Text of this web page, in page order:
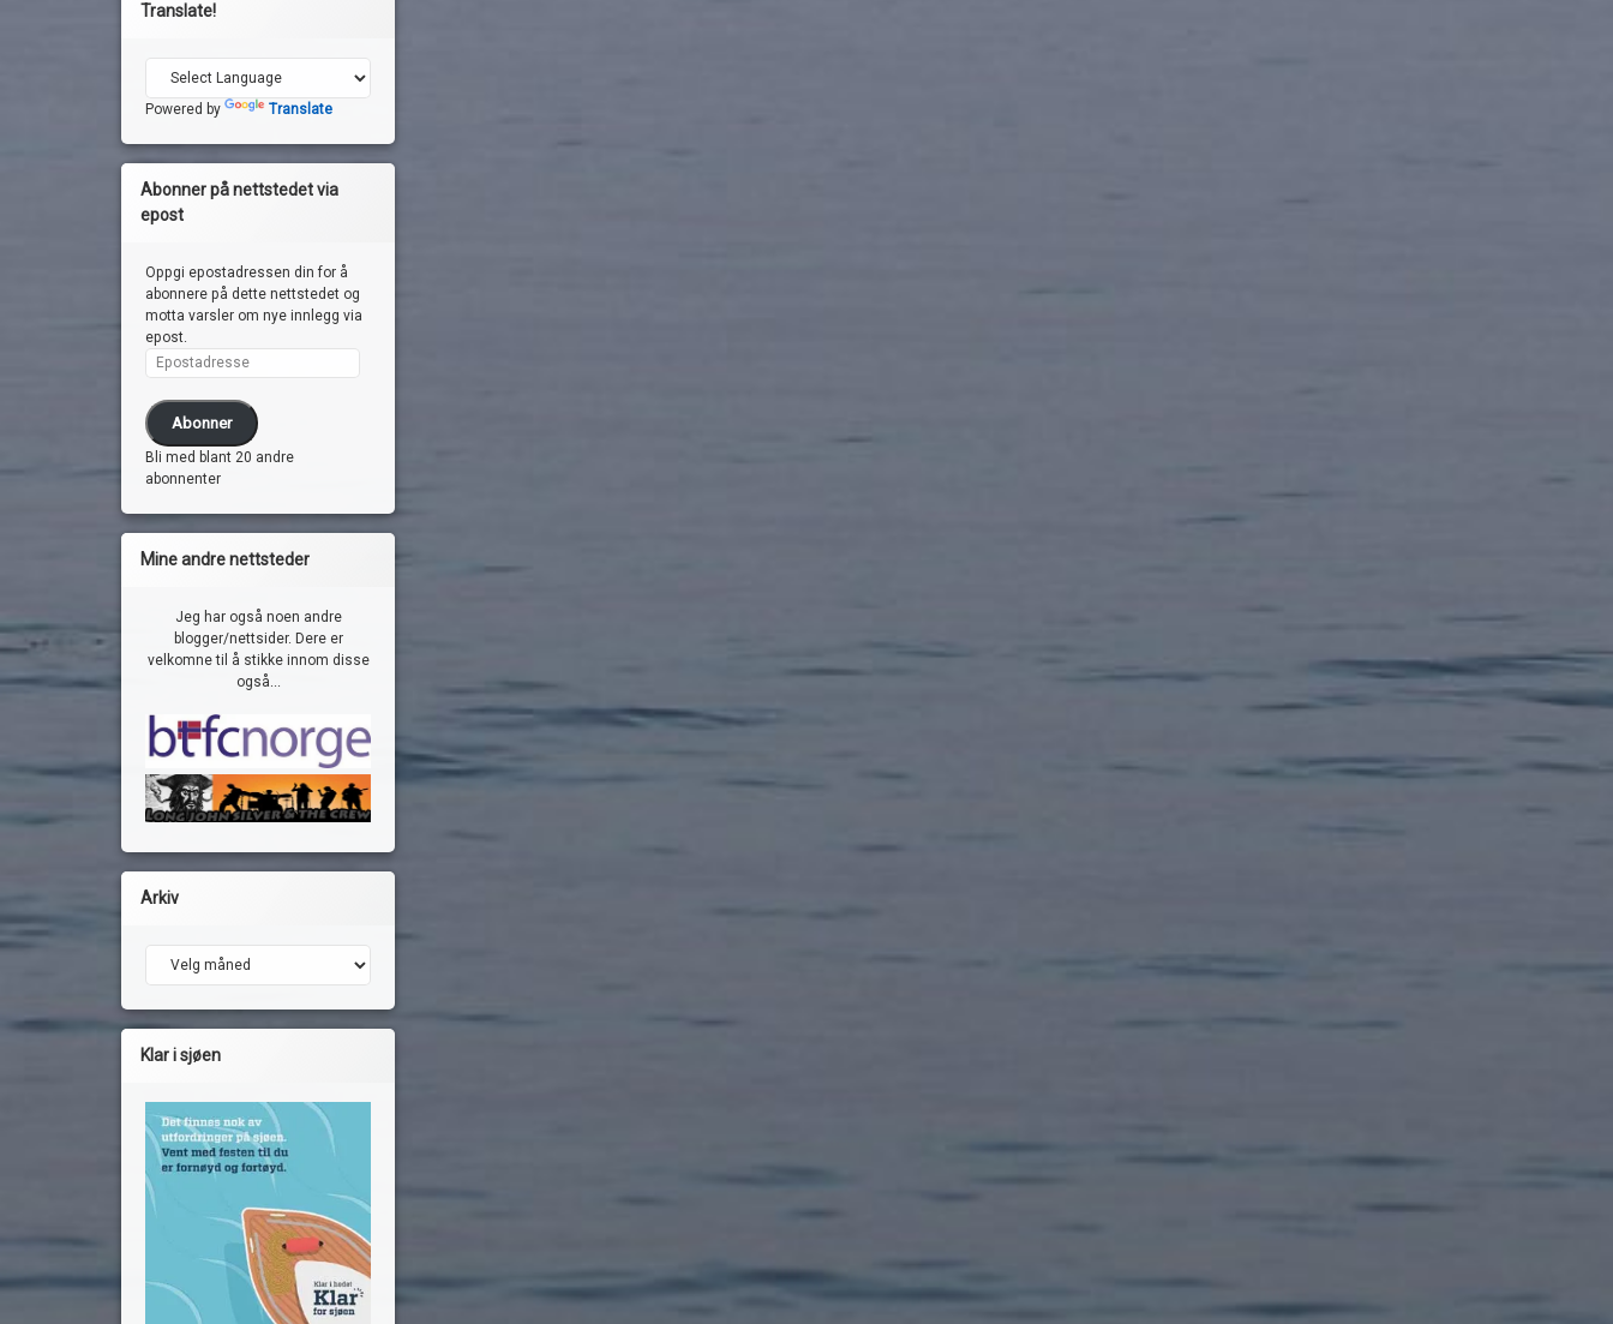
Translate!
Powered by Translate
Abonner på nettstedet via
epost
Oppgi epostadressen din for å
abonnere på dette nettstedet og
motta varsler om nye innlegg via
epost.
Epostadresse
Abonner
Bli med blant 20 andre
abonnenter
Mine andre nettsteder
Jeg har også noen andre
blogger/nettsider. Dere er
velkomne til å stikke innom disse
også...
Arkiv
Arkiv
Klar i sjøen